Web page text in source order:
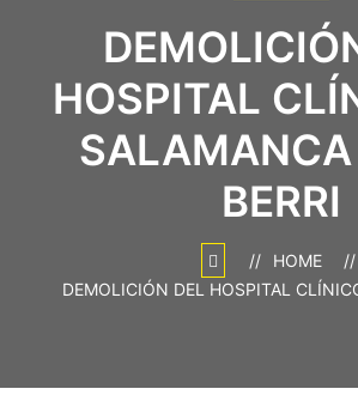
HOSPITAL
SALAMANCA
BERRI
HOME
DEMOLICIÓN DEL HOSPITAL